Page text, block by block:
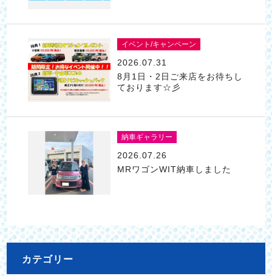
イベント/キャンペーン
2026.07.31
8月1日・2日ご来店をお待ちし
ております☆彡
納車ギャラリー
2026.07.26
MRワゴンWIT納車しました
カテゴリー